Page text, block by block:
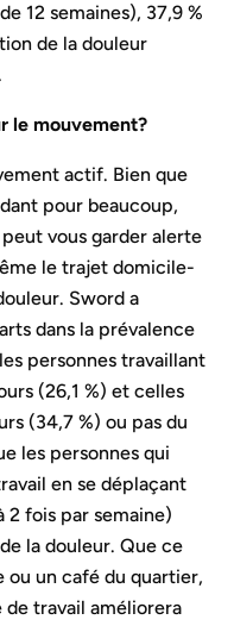
12 semaines), 37,9 %
de la douleur
le mouvement?
actif. Bien que
pour beaucoup,
vous garder alerte
le trajet domicile-
Sword a
dans la prévalence
personnes travaillant
(26,1 %) et celles
(34,7 %) ou pas du
les personnes qui
en se déplaçant
2 fois par semaine)
la douleur. Que ce
ou un café du quartier,
de travail améliorera